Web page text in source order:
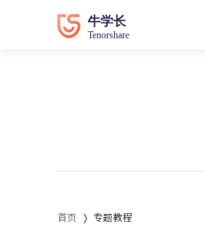
首页 专题教程